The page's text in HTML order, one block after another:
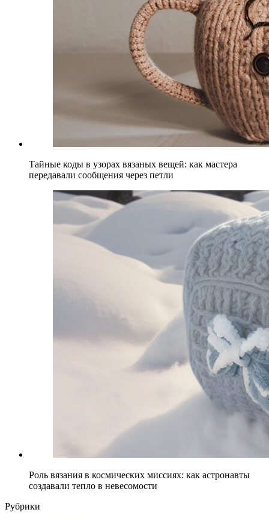
Тайные коды в узорах вязаных вещей: как мастера
передавали сообщения через петли
Роль вязания в космических миссиях: как астронавты
создавали тепло в невесомости
Рубрики